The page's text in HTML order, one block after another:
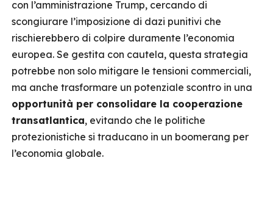
con l’amministrazione Trump, cercando di
scongiurare l’imposizione di dazi punitivi che
rischierebbero di colpire duramente l’economia
europea. Se gestita con cautela, questa strategia
potrebbe non solo mitigare le tensioni commerciali,
ma anche trasformare un potenziale scontro in una
opportunità per consolidare la cooperazione
transatlantica, evitando che le politiche
protezionistiche si traducano in un boomerang per
l’economia globale.